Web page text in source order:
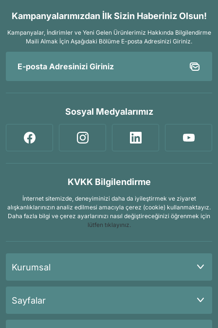
Kampanyalarımızdan İlk Sizin Haberiniz Olsun!
Kampanyalar, İndirimler ve Yeni Gelen Ürünlerimiz Hakkında Bilgilendirme
Maili Almak İçin Aşağıdaki Bölüme E-posta Adresinizi Giriniz.
Sosyal Medyalarımız
KVKK Bilgilendirme
İnternet sitemizde, deneyiminizi daha da iyileştirmek ve ziyaret
alışkanlıklarınızın analiz edilmesi amacıyla çerez (cookie) kullanmaktayız.
Daha fazla bilgi ve çerez ayarlarınızı nasıl değiştireceğinizi öğrenmek için
lütfen tıklayınız.
Kurumsal
Sayfalar